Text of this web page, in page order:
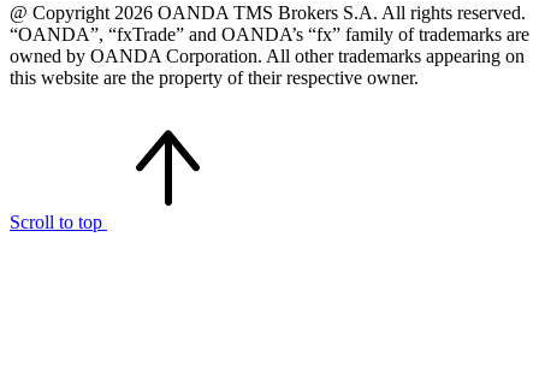
@ Copyright 2026 OANDA TMS Brokers S.A. All rights reserved.
“OANDA”, “fxTrade” and OANDA’s “fx” family of trademarks are
owned by OANDA Corporation. All other trademarks appearing on
this website are the property of their respective owner.
Scroll to top